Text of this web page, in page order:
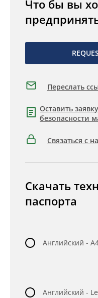
Что бы вы
Переслать
Оставить
безопасности
Связаться с
Скачать
паспорта
Английский -
Английский -